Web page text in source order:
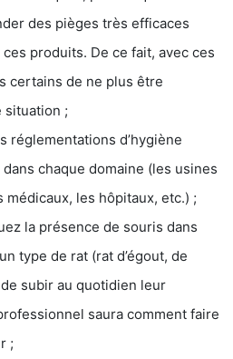
des pièges très efficaces
produits. De ce fait, avec ces
certains de ne plus être
situation ;
réglementations d’hygiène
chaque domaine (les usines
les hôpitaux, etc.) ;
la présence de souris dans
type de rat (rat d’égout, de
subir au quotidien leur
saura comment faire
;